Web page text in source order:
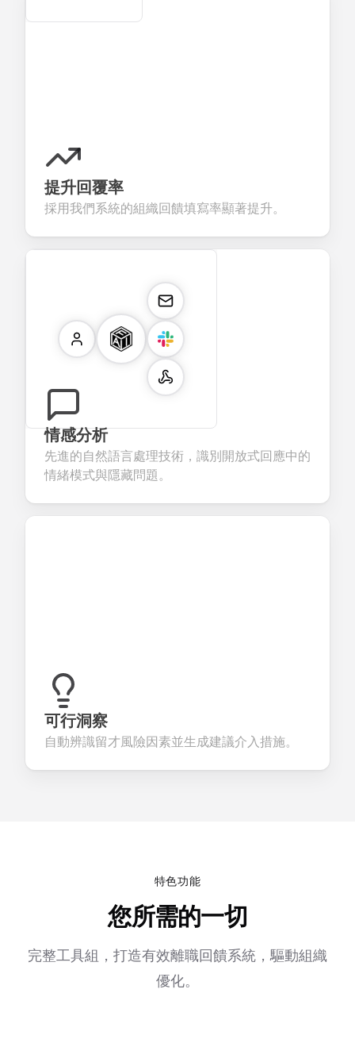
提升回覆率
採用我們系統的組織回饋填寫率顯著提升。
情感分析
先進的自然語言處理技術，識別開放式回應中的
情緒模式與隱藏問題。
可行洞察
自動辨識留才風險因素並生成建議介入措施。
特色功能
您所需的一切
完整工具組，打造有效離職回饋系統，驅動組織
優化。